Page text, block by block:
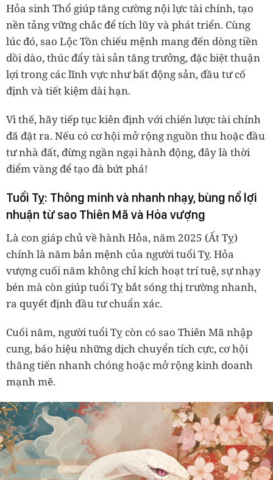
Hỏa sinh Thổ giúp tăng cường nội lực tài chính, tạo
nền tảng vững chắc để tích lũy và phát triển. Cùng
lúc đó, sao Lộc Tồn chiếu mệnh mang đến dòng tiền
dồi dào, thúc đẩy tài sản tăng trưởng, đặc biệt thuận
lợi trong các lĩnh vực như bất động sản, đầu tư cố
định và tiết kiệm dài hạn.
Vì thế, hãy tiếp tục kiên định với chiến lược tài chính
đã đặt ra. Nếu có cơ hội mở rộng nguồn thu hoặc đầu
tư nhà đất, đừng ngần ngại hành động, đây là thời
điểm vàng để tạo đà bứt phá!
Tuổi Tỵ: Thông minh và nhanh nhạy, bùng nổ lợi
nhuận từ sao Thiên Mã và Hỏa vượng
Là con giáp chủ về hành Hỏa, năm 2025 (Ất Tỵ)
chính là năm bản mệnh của người tuổi Tỵ. Hỏa
vượng cuối năm không chỉ kích hoạt trí tuệ, sự nhạy
bén mà còn giúp tuổi Tỵ bắt sóng thị trường nhanh,
ra quyết định đầu tư chuẩn xác.
Cuối năm, người tuổi Tỵ còn có sao Thiên Mã nhập
cung, báo hiệu những dịch chuyển tích cực, cơ hội
thăng tiến nhanh chóng hoặc mở rộng kinh doanh
mạnh mẽ.